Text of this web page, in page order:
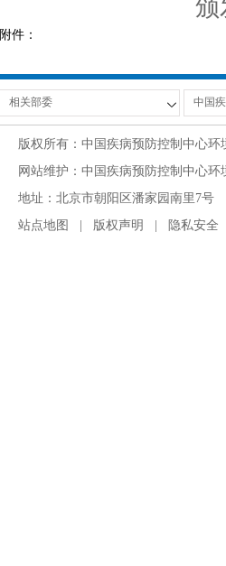
颁
附件：
版权所有：中国疾病预防控制中心环
网站维护：中国疾病预防控制中心
地址：北京市朝阳区潘家园南里7号
站点地图
版权声明 隐私安全